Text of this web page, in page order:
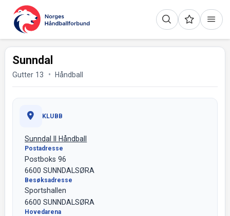
Sunndal
Gutter 13 Håndball
KLUBB
Sunndal Il Håndball
Postadresse
Postboks 96
6600 SUNNDALSØRA
Besøksadresse
Sportshallen
6600 SUNNDALSØRA
Hovedarena